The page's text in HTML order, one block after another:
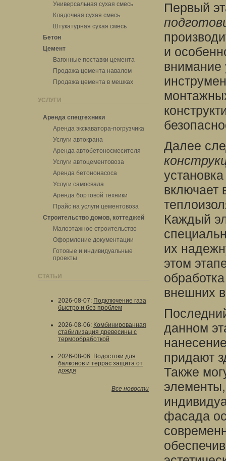
Универсальная сухая смесь
Кладочная сухая смесь
Штукатурная сухая смесь
Бетон
Цемент
Вагонные поставки цемента
Продажа цемента навалом
Продажа цемента в мешках
УСЛУГИ
Аренда спецтехники
Аренда экскаватора-погрузчика
Услуги автокрана
Аренда автобетоносмесителя
Услуги автоцементовоза
Аренда бетононасоса
Услуги самосвала
Аренда бортовой техники
Прайс на услуги цементовоза
Строительство домов, коттеджей
Малоэтажное строительство
Оформление документации
Готовые и индивидуальные
проекты
СТАТЬИ
2026-08-07: Подключение газа
быстро и без проблем
2026-08-06: Комбинированная
стабилизация древесины с
термообработкой
2026-08-06: Водостоки для
балконов и террас защита от
дождя
Все новости
Первый
и
внимание
Далее
включает
Каждый
их
этом
внешних
данном
придают
Также
фасада